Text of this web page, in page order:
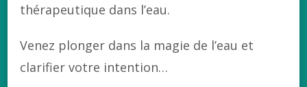
thérapeutique dans l’eau.
Venez plonger dans la magie de l’eau et
clarifier votre intention…